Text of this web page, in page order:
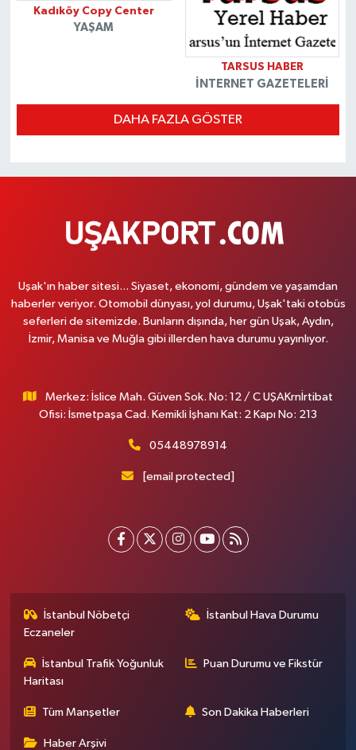
Kadıköy Copy Center
YAŞAM
TARSUS HABER
İNTERNET GAZETELERI
DAHA FAZLA GÖSTER
Uşak'ın haber sitesi... Siyaset, ekonomi, gündem ve yaşamdan
haberler veriyor. Otomobil dünyası, yol durumu, Uşak'taki otobüs
seferleri de sitemizde. Bunların dışında, her gün Uşak, Aydın,
İzmir, Manisa ve Muğla gibi illerden hava durumu yayınlıyor.
Merkez: İslice Mah. Güven Sok. No: 12 / C UŞAKrnİrtibat
Ofisi: İsmetpaşa Cad. Kemikli İşhanı Kat: 2 Kapı No: 213
05448978914
[email protected]
İstanbul Nöbetçi
Eczaneler
İstanbul Hava Durumu
İstanbul Trafik Yoğunluk
Haritası
Puan Durumu ve Fikstür
Tüm Manşetler Son Dakika Haberleri
Haber Arşivi